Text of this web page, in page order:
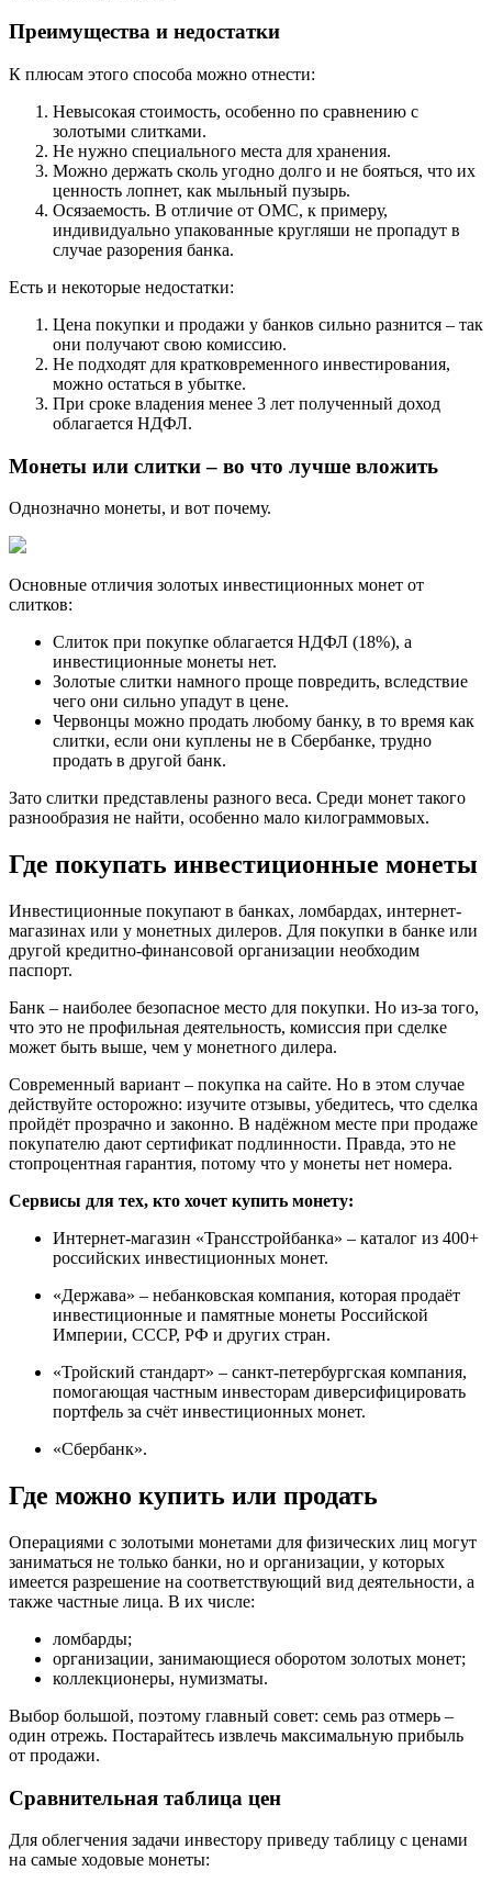
Преимущества и недостатки
К плюсам этого способа можно отнести:
Невысокая стоимость, особенно по сравнению с
золотыми слитками.
Не нужно специального места для хранения.
Можно держать сколь угодно долго и не бояться, что их
ценность лопнет, как мыльный пузырь.
Осязаемость. В отличие от ОМС, к примеру,
индивидуально упакованные кругляши не пропадут в
случае разорения банка.
Есть и некоторые недостатки:
Цена покупки и продажи у банков сильно разнится – так
они получают свою комиссию.
Не подходят для кратковременного инвестирования,
можно остаться в убытке.
При сроке владения менее 3 лет полученный доход
облагается НДФЛ.
Монеты или слитки – во что лучше вложить
Однозначно монеты, и вот почему.
Основные отличия золотых инвестиционных монет от
слитков:
Слиток при покупке облагается НДФЛ (18%), а
инвестиционные монеты нет.
Золотые слитки намного проще повредить, вследствие
чего они сильно упадут в цене.
Червонцы можно продать любому банку, в то время как
слитки, если они куплены не в Сбербанке, трудно
продать в другой банк.
Зато слитки представлены разного веса. Среди монет такого
разнообразия не найти, особенно мало килограммовых.
Где покупать инвестиционные монеты
Инвестиционные покупают в банках, ломбардах, интернет-
магазинах или у монетных дилеров. Для покупки в банке или
другой кредитно-финансовой организации необходим
паспорт.
Банк – наиболее безопасное место для покупки. Но из-за того,
что это не профильная деятельность, комиссия при сделке
может быть выше, чем у монетного дилера.
Современный вариант – покупка на сайте. Но в этом случае
действуйте осторожно: изучите отзывы, убедитесь, что сделка
пройдёт прозрачно и законно. В надёжном месте при продаже
покупателю дают сертификат подлинности. Правда, это не
стопроцентная гарантия, потому что у монеты нет номера.
Сервисы для тех, кто хочет купить монету:
Интернет-магазин «Трансстройбанка» – каталог из 400+
российских инвестиционных монет.
«Держава» – небанковская компания, которая продаёт
инвестиционные и памятные монеты Российской
Империи, СССР, РФ и других стран.
«Тройский стандарт» – санкт-петербургская компания,
помогающая частным инвесторам диверсифицировать
портфель за счёт инвестиционных монет.
«Сбербанк».
Где можно купить или продать
Операциями с золотыми монетами для физических лиц могут
заниматься не только банки, но и организации, у которых
имеется разрешение на соответствующий вид деятельности, а
также частные лица. В их числе:
ломбарды;
организации, занимающиеся оборотом золотых монет;
коллекционеры, нумизматы.
Выбор большой, поэтому главный совет: семь раз отмерь –
один отрежь. Постарайтесь извлечь максимальную прибыль
от продажи.
Сравнительная таблица цен
Для облегчения задачи инвестору приведу таблицу с ценами
на самые ходовые монеты: